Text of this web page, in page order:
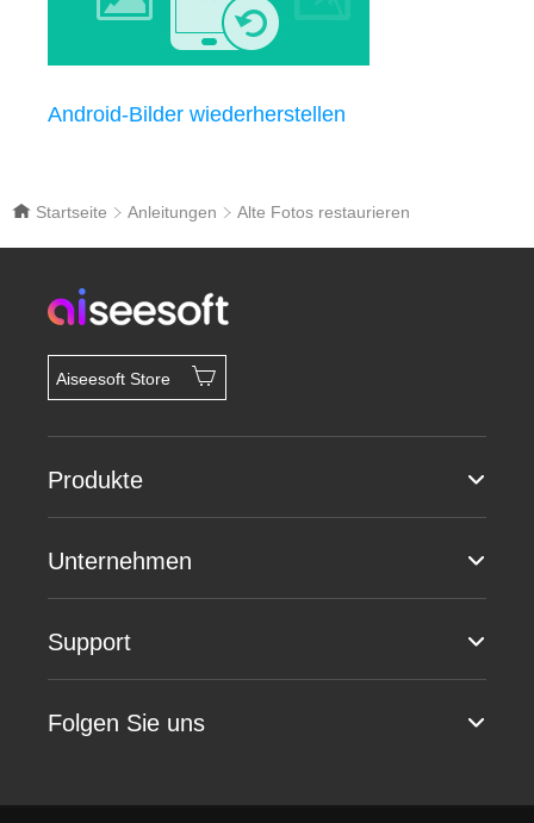
Android-Bilder wiederherstellen
Startseite Anleitungen Alte Fotos restaurieren
Aiseesoft Store
Produkte
Unternehmen
Support
Folgen Sie uns